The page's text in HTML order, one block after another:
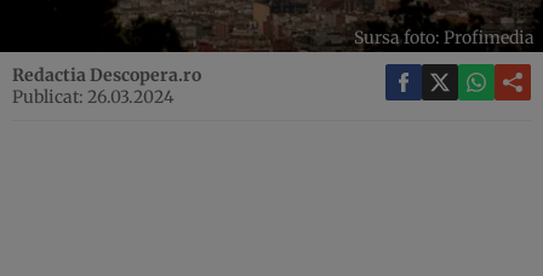
Sursa foto: Profimedia
Redactia Descopera.ro
Publicat: 26.03.2024